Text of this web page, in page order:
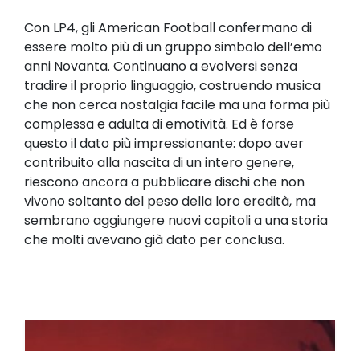
Con LP4, gli American Football confermano di
essere molto più di un gruppo simbolo dell’emo
anni Novanta. Continuano a evolversi senza
tradire il proprio linguaggio, costruendo musica
che non cerca nostalgia facile ma una forma più
complessa e adulta di emotività. Ed è forse
questo il dato più impressionante: dopo aver
contribuito alla nascita di un intero genere,
riescono ancora a pubblicare dischi che non
vivono soltanto del peso della loro eredità, ma
sembrano aggiungere nuovi capitoli a una storia
che molti avevano già dato per conclusa.